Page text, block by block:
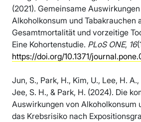
(2021). Gemeinsame
Alkoholkonsum und Tabakrauchen
Gesamtmortalität und vorzeitige
Eine Kohortenstudie. PLoS ONE, 16
https://doi.org/10.1371/
Jun, S., Park, H., Kim, U., Lee, H. A.,
Jee, S. H., & Park, H. (2024). Die
Auswirkungen von Alkoholkonsum
das Krebsrisiko nach